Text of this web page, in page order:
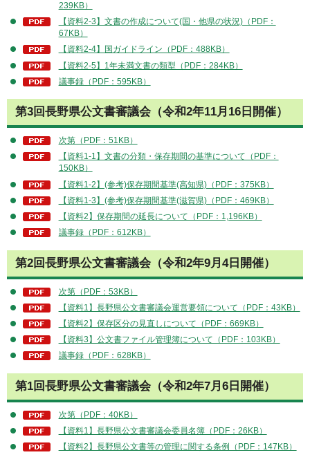
239KB）
【資料2-3】文書の作成について(国・他県の状況)（PDF：
67KB）
【資料2-4】国ガイドライン（PDF：488KB）
【資料2-5】1年未満文書の類型（PDF：284KB）
議事録（PDF：595KB）
第3回長野県公文書審議会（令和2年11月16日開催）
次第（PDF：51KB）
【資料1-1】文書の分類・保存期間の基準について（PDF：
150KB）
【資料1-2】(参考)保存期間基準(高知県)（PDF：375KB）
【資料1-3】(参考)保存期間基準(滋賀県)（PDF：469KB）
【資料2】保存期間の延長について（PDF：1,196KB）
議事録（PDF：612KB）
第2回長野県公文書審議会（令和2年9月4日開催）
次第（PDF：53KB）
【資料1】長野県公文書審議会運営要領について（PDF：43KB）
【資料2】保存区分の見直しについて（PDF：669KB）
【資料3】公文書ファイル管理簿について（PDF：103KB）
議事録（PDF：628KB）
第1回長野県公文書審議会（令和2年7月6日開催）
次第（PDF：40KB）
【資料1】長野県公文書審議会委員名簿（PDF：26KB）
【資料2】長野県公文書等の管理に関する条例（PDF：147KB）